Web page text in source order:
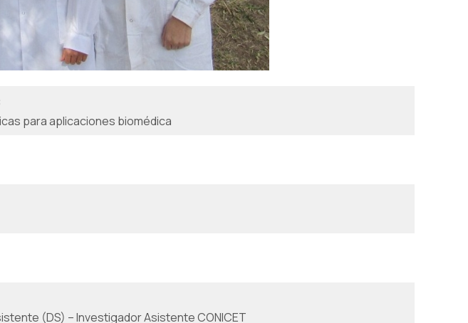
para aplicaciones biomédica
(DS) – Investigador Asistente CONICET